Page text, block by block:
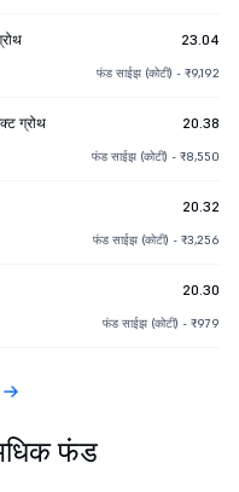
23.04
फंड साईझ (कोटी) - ₹9,192
ग्रोथ 20.38
फंड साईझ (कोटी) - ₹8,550
20.32
फंड साईझ (कोटी) - ₹3,256
20.30
फंड साईझ (कोटी) - ₹979
फंड